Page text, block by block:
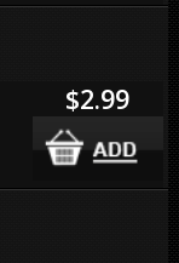
$2.99